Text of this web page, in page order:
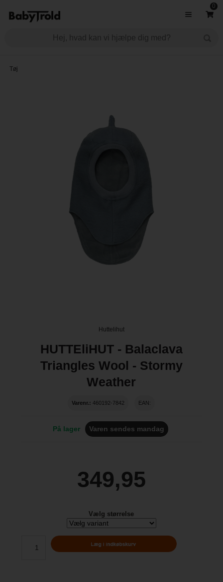
0
Tøj
Huttelihut
HUTTEliHUT - Balaclava
Triangles Wool - Stormy
Weather
Varenr.: 460192-7842 EAN:
På lager Varen sendes mandag
349,95
Vælg størrelse